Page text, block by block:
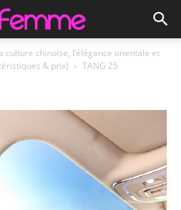
culture chinoise, l’élégance orientale et
& prix)
TANG 25